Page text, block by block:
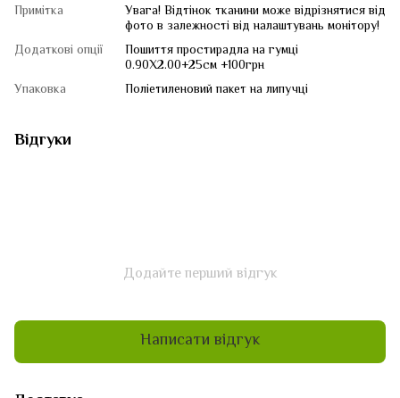
Примітка
Увага! Відтінок тканини може відрізнятися від
фото в залежності від налаштувань монітору!
Додаткові опції
Пошиття простирадла на гумці
0.90Х2.00+25см +100грн
Упаковка
Поліетиленовий пакет на липучці
Відгуки
Додайте перший відгук
Написати відгук